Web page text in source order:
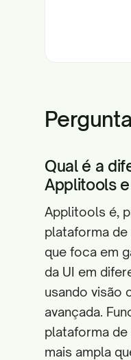
Qual é a
Applitools
Applitools é,
plataforma
que foca em
da UI em
usando visão
avançada.
plataforma
mais ampla